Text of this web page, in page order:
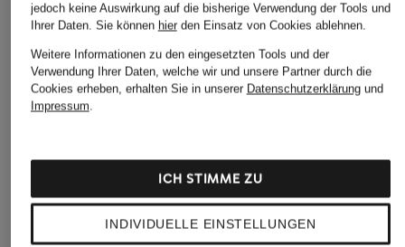
jedoch keine Auswirkung auf die bisherige Verwendung der Tools und
Ihrer Daten. Sie können hierden Einsatz von Cookies ablehnen.
Weitere Informationen zu den eingesetzten Tools und der
Verwendung Ihrer Daten, welche wir und unsere Partner durch die
Cookies erheben, erhalten Sie in unserer Datenschutzerklärungund
Impressum.
INDIVIDUELLE EINSTELLUNGEN
ICH STIMME ZU